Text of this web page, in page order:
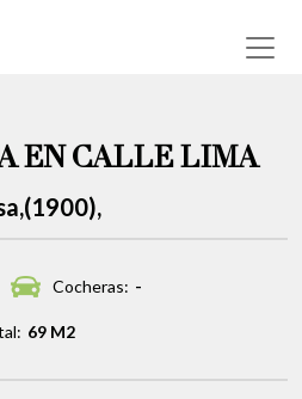
EN CALLE LIMA
Cocheras: -
69 M2